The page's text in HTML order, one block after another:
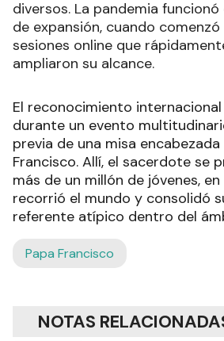
diversos. La pandemia
de expansión, cuando
sesiones online que
ampliaron su alcance.
El reconocimiento
durante un evento
previa de una misa
Francisco. Allí, el sacerdote se
más de un millón de jóvenes,
recorrió el mundo y consolidó
referente atípico dentro del
Papa Francisco
NOTAS